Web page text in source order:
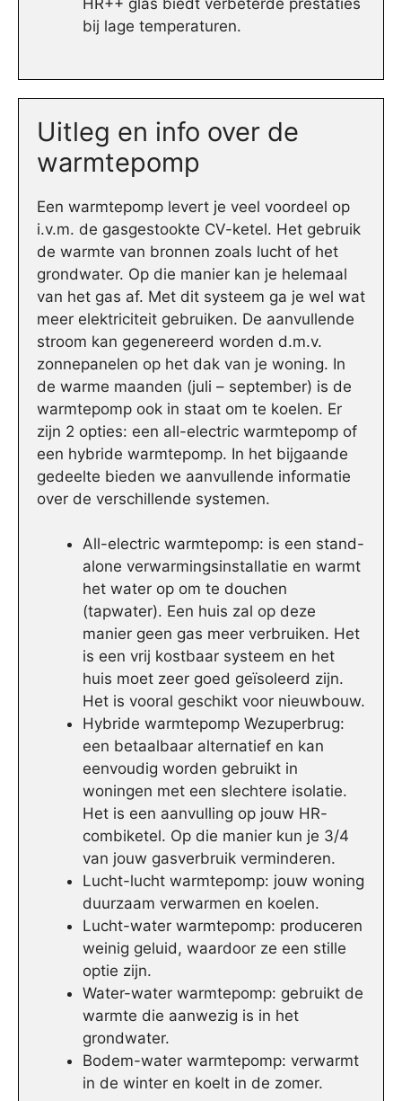
HR++ glas biedt verbeterde prestaties
bij lage temperaturen.
Uitleg en info over de
warmtepomp
Een warmtepomp levert je veel voordeel op
i.v.m. de gasgestookte CV-ketel. Het gebruik
de warmte van bronnen zoals lucht of het
grondwater. Op die manier kan je helemaal
van het gas af. Met dit systeem ga je wel wat
meer elektriciteit gebruiken. De aanvullende
stroom kan gegenereerd worden d.m.v.
zonnepanelen op het dak van je woning. In
de warme maanden (juli – september) is de
warmtepomp ook in staat om te koelen. Er
zijn 2 opties: een all-electric warmtepomp of
een hybride warmtepomp. In het bijgaande
gedeelte bieden we aanvullende informatie
over de verschillende systemen.
All-electric warmtepomp: is een stand-
alone verwarmingsinstallatie en warmt
het water op om te douchen
(tapwater). Een huis zal op deze
manier geen gas meer verbruiken. Het
is een vrij kostbaar systeem en het
huis moet zeer goed geïsoleerd zijn.
Het is vooral geschikt voor nieuwbouw.
Hybride warmtepomp Wezuperbrug:
een betaalbaar alternatief en kan
eenvoudig worden gebruikt in
woningen met een slechtere isolatie.
Het is een aanvulling op jouw HR-
combiketel. Op die manier kun je 3/4
van jouw gasverbruik verminderen.
Lucht-lucht warmtepomp: jouw woning
duurzaam verwarmen en koelen.
Lucht-water warmtepomp: produceren
weinig geluid, waardoor ze een stille
optie zijn.
Water-water warmtepomp: gebruikt de
warmte die aanwezig is in het
grondwater.
Bodem-water warmtepomp: verwarmt
in de winter en koelt in de zomer.